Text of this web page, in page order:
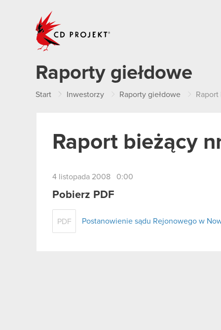
Raporty giełdowe
Start Inwestorzy Raporty giełdowe
Raport bieżący
4 listopada 2008 0:00
Pobierz PDF
PDF Postanowienie sądu Rejonowego w